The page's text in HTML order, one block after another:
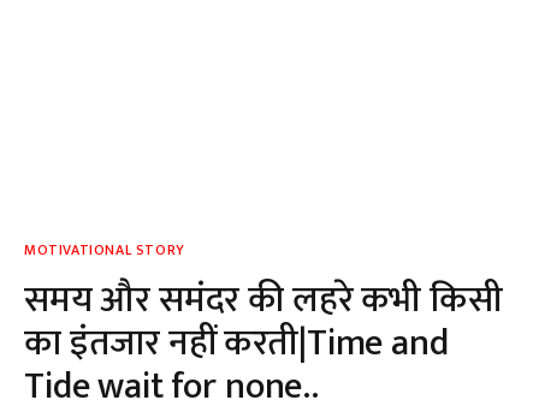
MOTIVATIONAL STORY
समय और समंदर की लहरे कभी किसी
का इंतजार नहीं करती|Time and
Tide wait for none..